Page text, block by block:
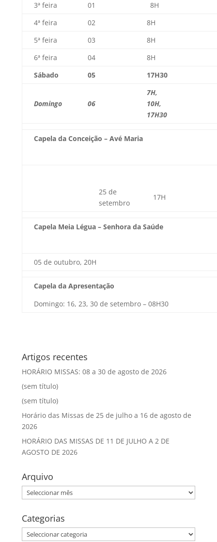
3ª feira 01
8H
4ª feira
02
8H
5ª feira
03
8H
6ª feira
04
8H
Sábado
05 17H30
Domingo 06
7H,
10H,
17H30
Capela da Conceição – Avé Maria
25 de
setembro
17H
Capela Meia Légua – Senhora da Saúde
05 de outubro, 20H
Capela da Apresentação
Domingo: 16, 23, 30 de setembro – 08H30
Artigos recentes
HORÁRIO MISSAS: 08 a 30 de agosto de 2026
(sem título)
(sem título)
Horário das Missas de 25 de julho a 16 de agosto de
2026
HORÁRIO DAS MISSAS DE 11 DE JULHO A 2 DE
AGOSTO DE 2026
Arquivo
Arquivo
Categorias
Categorias